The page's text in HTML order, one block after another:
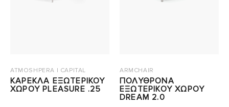
ATMOSHPERA | CAPITAL
ΚΑΡΕΚΛΑ ΕΞΩΤΕΡΙΚΟΥ
ΧΩΡΟΥ PLEASURE .25
ARMCHAIR
ΠΟΛΥΘΡΟΝΑ
ΕΞΩΤΕΡΙΚΟΥ ΧΩΡΟΥ
DREAM 2.0